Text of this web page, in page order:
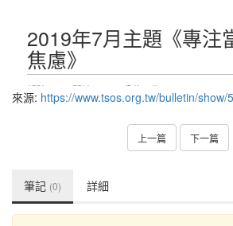
來源: https://www.tsos.org.tw/bulletin/show/
上一篇 下一篇
筆記 (0) 詳細